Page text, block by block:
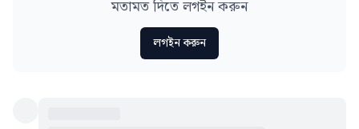
মতামত দিতে লগইন করুন
লগইন করুন